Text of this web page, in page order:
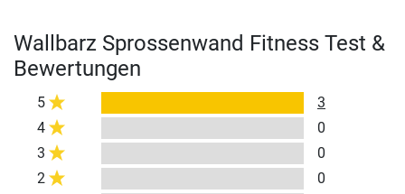
Wallbarz Sprossenwand Fitness Test &
Bewertungen
5
3
4
0
3
0
2
0